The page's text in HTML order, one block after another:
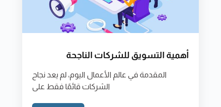
أهمية التسويق للشركات الناجحة
المقدمة في عالم الأعمال اليوم، لم يعد نجاح
الشركات قائمًا فقط على